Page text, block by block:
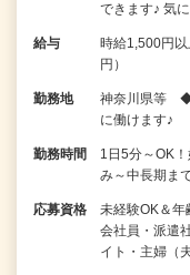
できます♪ 気
給与
時給1,500円
円）
勤務地
神奈川県等 ◆
に働けます♪
勤務時間
1日5分～OK
み～中長期ま
応募資格
未経験OK＆
会社員・派遣
イト・主婦（